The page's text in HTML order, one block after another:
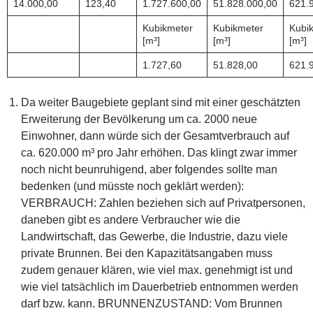
14.000,00 123,40 1.727.600,00 51.828.000,00
Kubikmeter
[m³]
Kubikmeter
[m³]
[m³]
1.727,60 51.828,00
Da weiter Baugebiete geplant sind mit einer geschätzten
Erweiterung der Bevölkerung um ca. 2000 neue
Einwohner, dann würde sich der Gesamtverbrauch auf
ca. 620.000 m³ pro Jahr erhöhen. Das klingt zwar immer
noch nicht beunruhigend, aber folgendes sollte man
bedenken (und müsste noch geklärt werden):
VERBRAUCH: Zahlen beziehen sich auf Privatpersonen,
daneben gibt es andere Verbraucher wie die
Landwirtschaft, das Gewerbe, die Industrie, dazu viele
private Brunnen. Bei den Kapazitätsangaben muss
zudem genauer klären, wie viel max. genehmigt ist und
wie viel tatsächlich im Dauerbetrieb entnommen werden
darf bzw. kann. BRUNNENZUSTAND: Vom Brunnen